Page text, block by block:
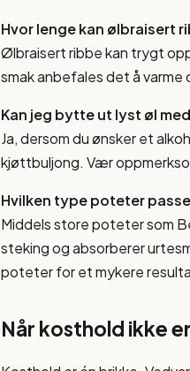
Hvor lenge kan ølbraisert
Ølbraisert ribbe kan trygt
smak anbefales det å
Kan jeg bytte ut lyst øl
Ja, dersom du ønsker et
kjøttbuljong. Vær
Hvilken type poteter
Middels store poteter som
steking og absorberer
poteter for et mykere
Når kosthold ikke